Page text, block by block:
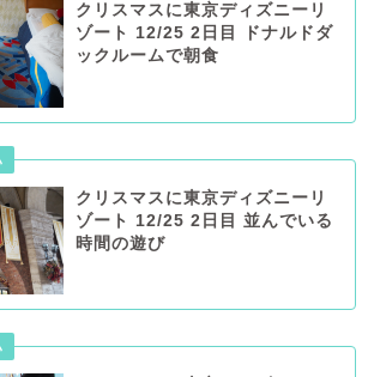
クリスマスに東京ディズニーリ
ゾート 12/25 2日目 ドナルドダ
ックルームで朝食
クリスマスに東京ディズニーリ
ゾート 12/25 2日目 並んでいる
時間の遊び